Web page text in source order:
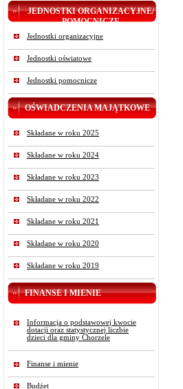
JEDNOSTKI ORGANIZACYJNE/
POMOCNICZE
Jednostki organizacyjne
Jednostki oświatowe
Jednostki pomocnicze
OŚWIADCZENIA MAJĄTKOWE
Składane w roku 2025
Składane w roku 2024
Składane w roku 2023
Składane w roku 2022
Składane w roku 2021
Składane w roku 2020
Składane w roku 2019
FINANSE I MIENIE
Informacja o podstawowej kwocie
dotacji oraz statystycznej liczbie
dzieci dla gminy Chorzele
Finanse i mienie
Budżet